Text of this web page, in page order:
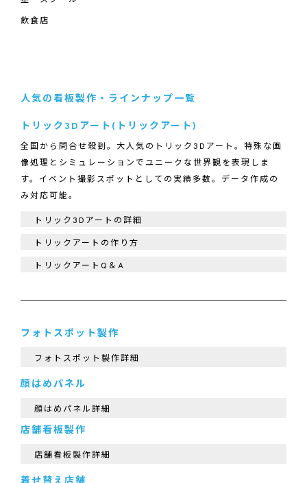
飲食店
人気の看板製作・ラインナップ一覧
トリック3Dアート(トリックアート)
全国から問合せ殺到。大人気のトリック3Dアート。特殊な画
像処理とシミュレーションでユニークな世界観を表現しま
す。イベント撮影スポットとしての実績多数。データ作成の
み対応可能。
トリック3Dアートの詳細
トリックアートの作り方
トリックアートQ＆A
フォトスポット製作
フォトスポット製作詳細
顔はめパネル
顔はめパネル詳細
店舗看板製作
店舗看板製作詳細